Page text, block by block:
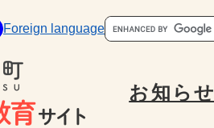
Foreign languageキ
ー
お知らせ